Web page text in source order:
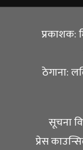
प्रकाशक:
ठेगाना:
सूचना
प्रेस